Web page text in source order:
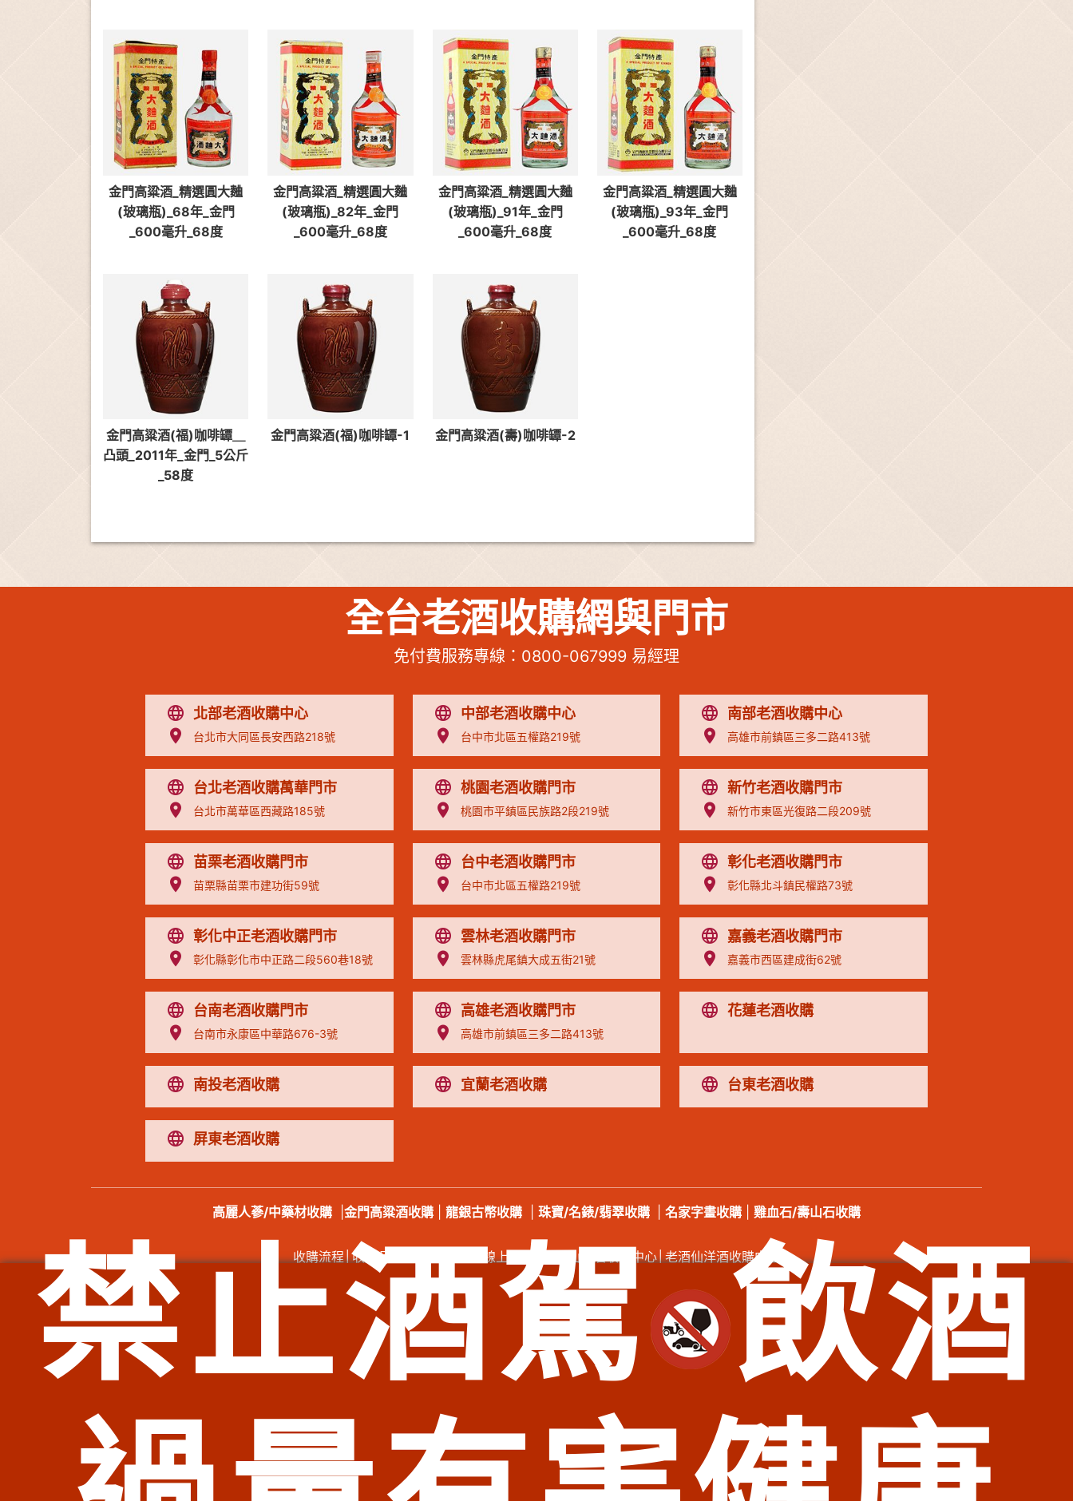
金門高粱酒_精選圓大麯
(玻璃瓶)_68年_金門
_600毫升_68度
金門高粱酒_精選圓大麯
(玻璃瓶)_82年_金門
_600毫升_68度
金門高粱酒_精選圓大麯
(玻璃瓶)_91年_金門
_600毫升_68度
金門高粱酒_精選圓大麯
(玻璃瓶)_93年_金門
_600毫升_68度
金門高粱酒(福)咖啡罈＿
凸頭_2011年_金門_5公斤
_58度
金門高粱酒(福)咖啡罈-1 金門高粱酒(壽)咖啡罈-2
全台老酒收購網與門市
免付費服務專線： 0800-067999 易經理
北部老酒收購中心
台北市大同區長安西路218號
中部老酒收購中心
台中市北區五權路219號
南部老酒收購中心
高雄市前鎮區三多二路413號
台北老酒收購萬華門市
台北市萬華區西藏路185號
桃園老酒收購門市
桃園市平鎮區民族路2段219號
新竹老酒收購門市
新竹市東區光復路二段209號
苗栗老酒收購門市
苗栗縣苗栗市建功街59號
台中老酒收購門市
台中市北區五權路219號
彰化老酒收購門市
彰化縣北斗鎮民權路73號
彰化中正老酒收購門市
彰化縣彰化市中正路二段560巷18號
雲林老酒收購門市
雲林縣虎尾鎮大成五街21號
嘉義老酒收購門市
嘉義市西區建成街62號
台南老酒收購門市
台南市永康區中華路676-3號
高雄老酒收購門市
高雄市前鎮區三多二路413號
花蓮老酒收購
南投老酒收購 宜蘭老酒收購 台東老酒收購
屏東老酒收購
高麗人蔘/中藥材收購 金門高粱酒收購 龍銀古幣收購 珠寶/名錶/翡翠收購 名家字畫收購 雞血石/壽山石收購
收購流程│收購品項 線上客服 老酒仙老酒收購中心│老酒仙洋酒收購中心
收購專線： 0921-813-381 / 門市電話：(02) 2597-0909
總店：台北市大同區長安西路218號│台北萬華店：台北市萬華區西藏路185號
服務範圍：臺北市北投區老酒收購、臺北市士林區老酒收購、臺北市內湖區老酒收購、臺北市南港區老酒收購、臺北市大同區老酒收購、臺北市萬華區老酒收購、臺北市中正區老酒收購、臺北市大安區老酒收
購、臺北市信義區老酒收購、臺北市中山區老酒收購、臺北市松山區老酒收購、新北市萬里區老酒收購、新北市金山區老酒收購、新北市板橋區老酒收購、新北市汐止區老酒收購、新北市深坑區老酒收購、新北
市石碇區老酒收購、新北市瑞芳區老酒收購、新北市雙溪區老酒收購、新北市平溪區老酒收購、新北市貢寮區老酒收購、新北市新店區老酒收購、新北市坪林區老酒收購、新北市烏來區老酒收購、新北市永和區
購、新北市林口區老酒收購、新北市蘆洲區老酒收購、新北市五股區老酒收購、新北市八里區老酒收購、新北市淡水區老酒收購、新北市三芝區老酒收購、新北市石門區老酒收購、基隆市仁愛區老酒收購、基隆
市信義區老酒收購、基隆市中正區老酒收購、基隆市中山區老酒收購、基隆市安樂區老酒收購、基隆市七堵區老酒收購、基隆市暖暖區老酒收購
禁止酒駕 飲酒